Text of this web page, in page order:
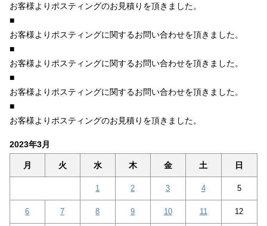
お客様よりポスティングのお見積りを頂きました。
■
お客様よりポスティングに関するお問い合わせを頂きました。
■
お客様よりポスティングに関するお問い合わせを頂きました。
■
お客様よりポスティングに関するお問い合わせを頂きました。
■
お客様よりポスティングのお見積りを頂きました。
2023年3月
月 火 水 木 金 土 日
1 2 3 4 5
6 7 8 9 10 11 12